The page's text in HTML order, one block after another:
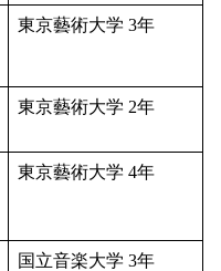
東京藝術大学 3年
東京藝術大学 2年
東京藝術大学 4年
国立音楽大学 3年